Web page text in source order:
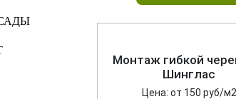
Монтаж гибкой
Шинглас
Цена: от 150 руб/м2